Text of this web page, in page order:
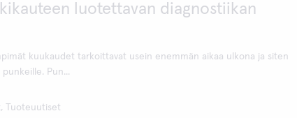
luotettavan diagnostiikan
kuukaudet tarkoittavat usein enemmän aikaa ulkona ja siten
Pun...
Tuoteuutiset